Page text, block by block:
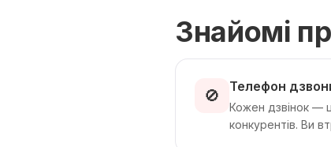
Знайомі
🚫 Телефон
Кожен дзвінок —
конкурентів. Ви